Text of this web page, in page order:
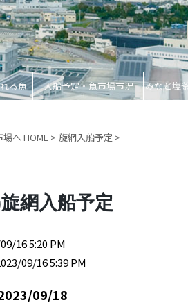
る魚 入船予定・魚市場市況 みなと塩
へ HOME > 旋網入船予定 >
網入船予定
16 5:20 PM
09/16 5:39 PM
09/18